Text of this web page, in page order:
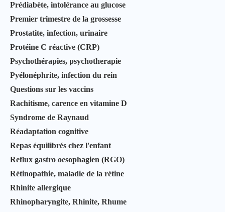
Prédiabète, intolérance au glucose
Premier trimestre de la grossesse
Prostatite, infection, urinaire
Protéine C réactive (CRP)
Psychothérapies, psychotherapie
Pyélonéphrite, infection du rein
Questions sur les vaccins
Rachitisme, carence en vitamine D
Syndrome de Raynaud
Réadaptation cognitive
Repas équilibrés chez l'enfant
Reflux gastro oesophagien (RGO)
Rétinopathie, maladie de la rétine
Rhinite allergique
Rhinopharyngite, Rhinite, Rhume